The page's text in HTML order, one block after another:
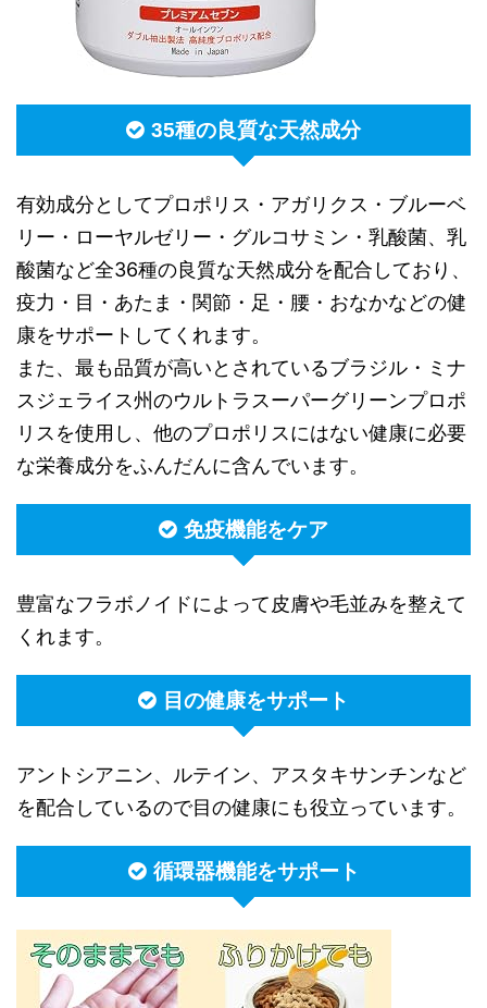
35種の良質な天然成分
有効成分としてプロポリス・アガリクス・ブルーベ
リー・ローヤルゼリー・グルコサミン・乳酸菌、乳
酸菌など全36種の良質な天然成分を配合しており、
疫力・目・あたま・関節・足・腰・おなかなどの健
康をサポートしてくれます。
また、最も品質が高いとされているブラジル・ミナ
スジェライス州のウルトラスーパーグリーンプロポ
リスを使用し、他のプロポリスにはない健康に必要
な栄養成分をふんだんに含んでいます。
免疫機能をケア
豊富なフラボノイドによって皮膚や毛並みを整えて
くれます。
目の健康をサポート
アントシアニン、ルテイン、アスタキサンチンなど
を配合しているので目の健康にも役立っています。
循環器機能をサポート